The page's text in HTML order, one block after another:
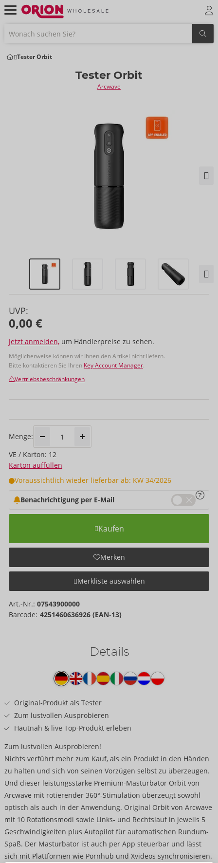
Tester Orbit
Tester Orbit
Arcwave
UVP:
0,00 €
Jetzt anmelden, um Händlerpreise zu sehen.
Möglicherweise können wir Ihnen den Artikel nicht liefern.
Bitte kontaktieren Sie Ihren Key Account Manager.
Vertriebsbeschränkungen
Menge:
VE / Karton: 12
Karton auffüllen
Voraussichtlich wieder lieferbar ab: KW 34/2026
Benachrichtigung per E-Mail
Kaufen
Merken
Merkliste auswählen
Art.-Nr.: 07543900000
Barcode: 4251460636926 (EAN-13)
Details
Produkttext
Original-Produkt als Tester
Zum lustvollen Ausprobieren
Hautnah & live Top-Produkt erleben
Zum lustvollen Ausprobieren!
Nichts verführt mehr zum Kauf, als ein Produkt in den Händen
zu halten und sich von seinen Vorzügen selbst zu überzeugen.
Und dieser leistungsstarke Premium-Masturbator Orbit von
Arcwave mit rotierender 360°-Stimulation überzeugt sowohl
optisch als auch in der Anwendung. Original Orbit von Arcwave
mit 10 Rotationsmodi sowie Links- und Rechtslauf in jeweils 5
Geschwindigkeiten plus Autopilot für automatischen Rundum-
Spaß. Der Masturbator ist auch per App steuerbar und lässt
sich mit Plattformen wie Pornhub und Xvideos synchronisieren.